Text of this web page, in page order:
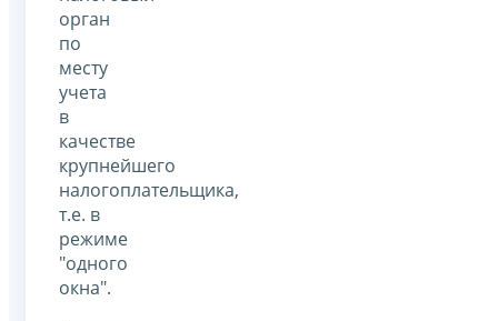
орган
по
месту
учета
в
качестве
крупнейшего
налогоплательщика,
т.е. в
режиме
"одного
окна".